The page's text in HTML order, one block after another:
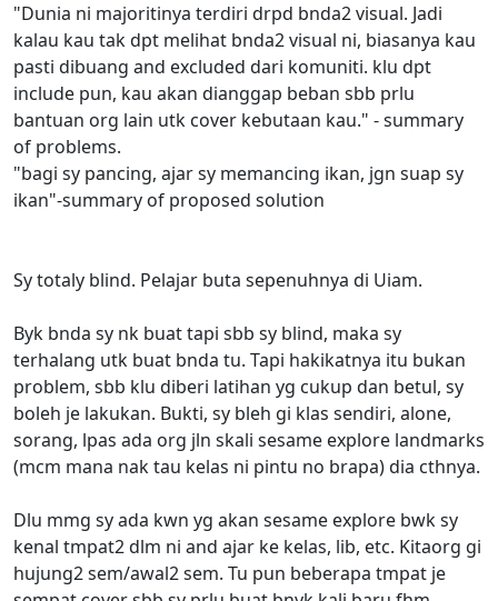
"Dunia ni majoritinya terdiri drpd bnda2 visual. Jadi
kalau kau tak dpt melihat bnda2 visual ni, biasanya kau
pasti dibuang and excluded dari komuniti. klu dpt
include pun, kau akan dianggap beban sbb prlu
bantuan org lain utk cover kebutaan kau." - summary
of problems.
"bagi sy pancing, ajar sy memancing ikan, jgn suap sy
ikan"-summary of proposed solution
Sy totaly blind. Pelajar buta sepenuhnya di Uiam.
Byk bnda sy nk buat tapi sbb sy blind, maka sy
terhalang utk buat bnda tu. Tapi hakikatnya itu bukan
problem, sbb klu diberi latihan yg cukup dan betul, sy
boleh je lakukan. Bukti, sy bleh gi klas sendiri, alone,
sorang, lpas ada org jln skali sesame explore landmarks
(mcm mana nak tau kelas ni pintu no brapa) dia cthnya.
Dlu mmg sy ada kwn yg akan sesame explore bwk sy
kenal tmpat2 dlm ni and ajar ke kelas, lib, etc. Kitaorg gi
hujung2 sem/awal2 sem. Tu pun beberapa tmpat je